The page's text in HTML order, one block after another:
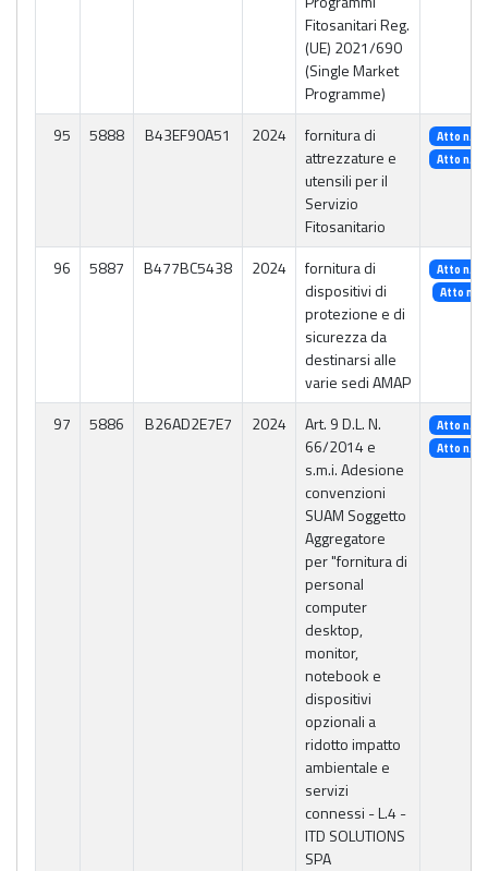
Fitosanitari Reg.
(UE) 2021/690
(Single Market
Programme)
95
5888 B43EF90A51 2024
fornitura di
attrezzature e
utensili per il
Servizio
Fitosanitario
Atto n.
Atto n.
96 5887 B477BC5438 2024
fornitura di
dispositivi di
protezione e di
sicurezza da
destinarsi alle
varie sedi AMAP
Atto n.
Atto n.
97 5886 B26AD2E7E7 2024
Art. 9 D.L. N.
66/2014 e
s.m.i. Adesione
convenzioni
SUAM Soggetto
Aggregatore
per "fornitura di
personal
computer
desktop,
monitor,
notebook e
dispositivi
opzionali a
ridotto impatto
ambientale e
servizi
connessi - L.4 -
ITD SOLUTIONS
SPA
Atto n.
Atto n.